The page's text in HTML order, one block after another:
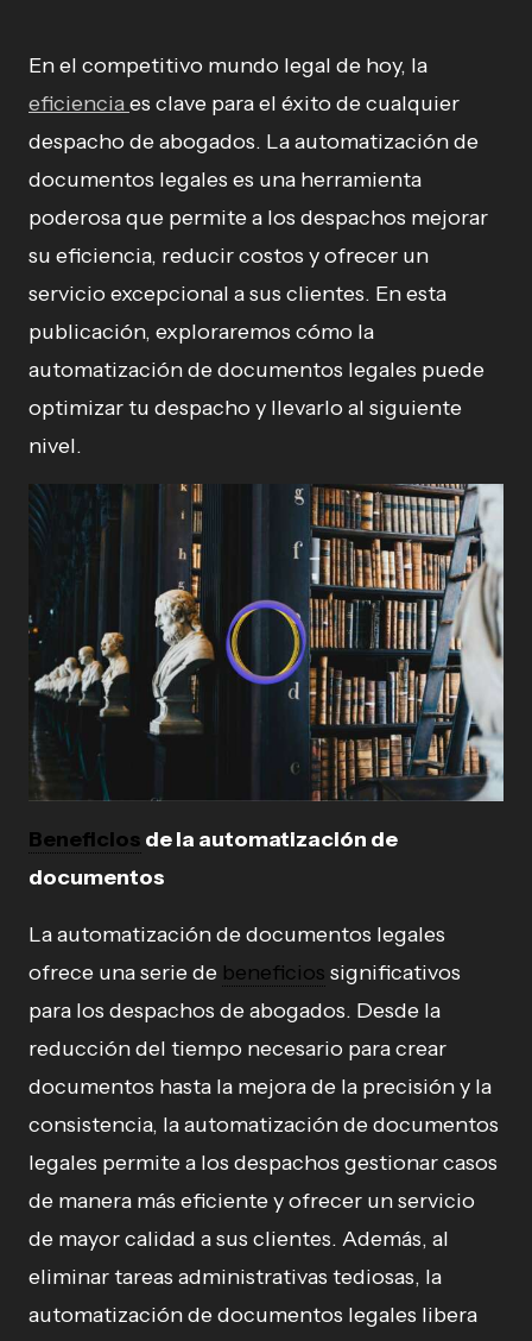
En el competitivo mundo legal de hoy, la
eficienciaes clave para el éxito de cualquier
despacho de abogados. La automatización de
documentos legales es una herramienta
poderosa que permite a los despachos mejorar
su eficiencia, reducir costos y ofrecer un
servicio excepcional a sus clientes. En esta
publicación, exploraremos cómo la
automatización de documentos legales puede
optimizar tu despacho y llevarlo al siguiente
nivel.
Beneficios de la automatización de
documentos
La automatización de documentos legales
ofrece una serie de beneficios significativos
para los despachos de abogados. Desde la
reducción del tiempo necesario para crear
documentos hasta la mejora de la precisión y la
consistencia, la automatización de documentos
legales permite a los despachos gestionar casos
de manera más eficiente y ofrecer un servicio
de mayor calidad a sus clientes. Además, al
eliminar tareas administrativas tediosas, la
automatización de documentos legales libera